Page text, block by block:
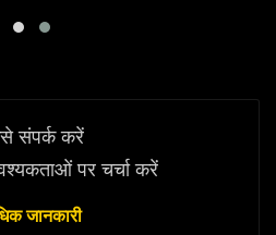
संपर्क करें
पर चर्चा करें
जानकारी